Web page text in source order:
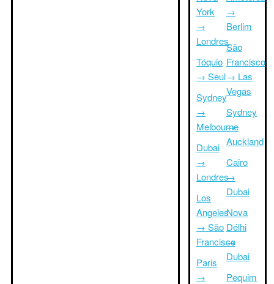
York
→
Londres
Tóquio
→ Seul
Sydney
→
Melbourne
Dubai
→
Londres
Los
Angeles
→ São
Francisco
Paris
→
→
Berlim
São
Francisco
→ Las
Vegas
Sydney
→
Auckland
Cairo
→
Dubai
Nova
Délhi
→
Dubai
Pequim